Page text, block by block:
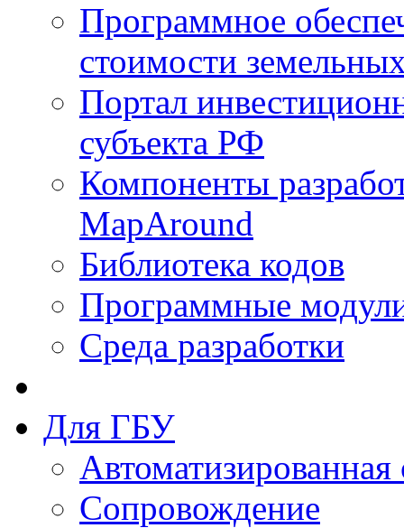
Программное
стоимости
Портал
субъекта РФ
Компоненты
MapAround
Библиотека кодов
Программные
Среда разработки
Для ГБУ
Сопровождение